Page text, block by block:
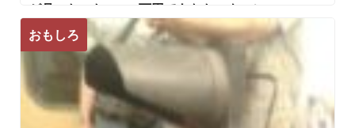
が月々たったの300万円であなたのものに!!
おもしろ